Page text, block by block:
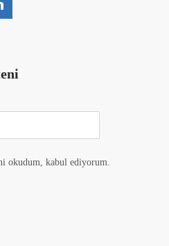
okudum, kabul ediyorum.